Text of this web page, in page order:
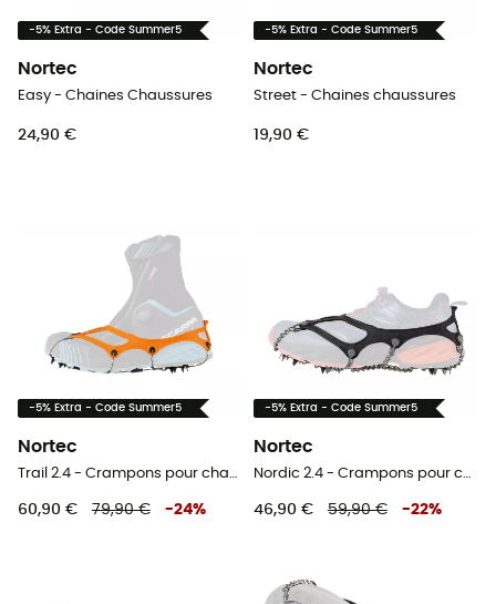
-5% Extra - Code Summer5
Nortec
Easy - Chaines Chaussures
24,90 €
-5% Extra - Code Summer5
Nortec
Street - Chaines chaussures
19,90 €
-5% Extra - Code Summer5
Nortec
Trail 2.4 - Crampons pour chaussure
60,90 € 79,90 € -24%
-5% Extra - Code Summer5
Nortec
Nordic 2.4 - Crampons pour chaussure
46,90 € 59,90 € -22%